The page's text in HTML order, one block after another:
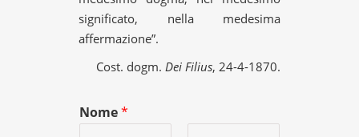
significato, nella medesima
affermazione”.
Cost. dogm.Dei Filius, 24-4-1870.
Nome*